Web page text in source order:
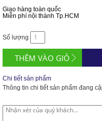
Giao hàng toàn quốc
Miễn phí nội thành Tp.HCM
Số lượng
Chi tiết sản phẩm
Thông tin chi tiết sản phẩm đang